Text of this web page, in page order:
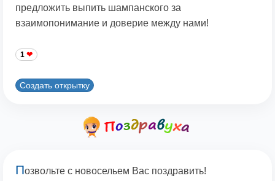
предложить выпить шампанского за
взаимопонимание и доверие между нами!
1
Создать открытку
Позвольте с новосельем Вас поздравить!